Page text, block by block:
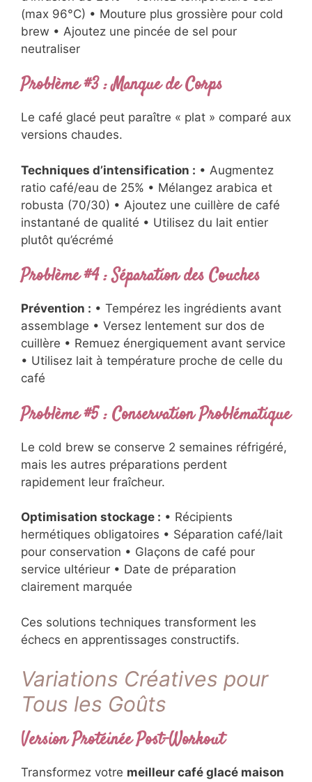
(max 96°C) • Mouture plus grossière pour cold
brew • Ajoutez une pincée de sel pour
neutraliser
Problème #3 : Manque de Corps
Le café glacé peut paraître « plat » comparé aux
versions chaudes.
Techniques d’intensification : • Augmentez
ratio café/eau de 25% • Mélangez arabica et
robusta (70/30) • Ajoutez une cuillère de café
instantané de qualité • Utilisez du lait entier
plutôt qu’écrémé
Problème #4 : Séparation des Couches
Prévention : • Tempérez les ingrédients avant
assemblage • Versez lentement sur dos de
cuillère • Remuez énergiquement avant service
• Utilisez lait à température proche de celle du
café
Problème #5 : Conservation Problématique
Le cold brew se conserve 2 semaines réfrigéré,
mais les autres préparations perdent
rapidement leur fraîcheur.
Optimisation stockage : • Récipients
hermétiques obligatoires • Séparation café/lait
pour conservation • Glaçons de café pour
service ultérieur • Date de préparation
clairement marquée
Ces solutions techniques transforment les
échecs en apprentissages constructifs.
Variations Créatives pour
Tous les Goûts
Version Protéinée Post-Workout
Transformez votre meilleur café glacé maison